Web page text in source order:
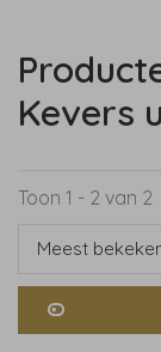
Kevers
Toon 1 - 2 van 2
Meest